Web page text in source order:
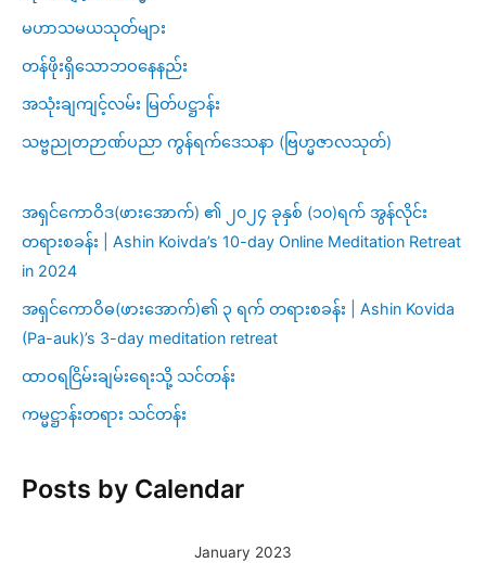
မဟာသမယသုတ်များ
တန်ဖိုးရှိသောဘဝနေနည်း
အသုံးချကျင့်လမ်း မြတ်ပဋ္ဌာန်း
သဗ္ဗညုတဉာဏ်ပညာ ကွန်ရက်ဒေသနာ (ဗြဟ္မဇာလသုတ်)
အရှင်ကောဝိဒ(ဖားအောက်) ၏ ၂၀၂၄ ခုနှစ် (၁၀)ရက် အွန်လိုင်း
တရားစခန်း | Ashin Koivda’s 10-day Online Meditation Retreat
in 2024
အရှင်ကောဝိဓ(ဖားအောက်)၏ ၃ ရက် တရားစခန်း | Ashin Kovida
(Pa-auk)’s 3-day meditation retreat
ထာဝရငြိမ်းချမ်းရေးသို့ သင်တန်း
ကမ္မဋ္ဌာန်းတရား သင်တန်း
Posts by Calendar
January 2023